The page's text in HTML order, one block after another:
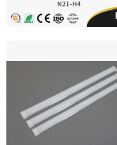
Shenzhen
Guangdong,